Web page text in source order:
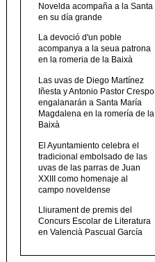
Novelda acompaña a la Santa
en su día grande
La devoció d'un poble
acompanya a la seua patrona
en la romeria de la Baixà
Las uvas de Diego Martínez
Iñesta y Antonio Pastor Crespo
engalanarán a Santa María
Magdalena en la romería de la
Baixà
El Ayuntamiento celebra el
tradicional embolsado de las
uvas de las parras de Juan
XXIII como homenaje al
campo noveldense
Lliurament de premis del
Concurs Escolar de Literatura
en Valencià Pascual García